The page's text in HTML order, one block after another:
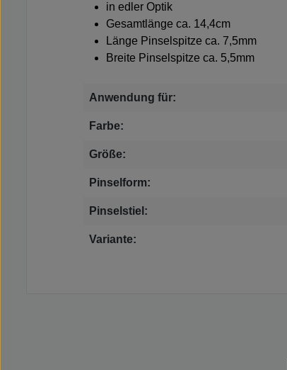
in edler Optik
Gesamtlänge ca. 14,4cm
Länge Pinselspitze ca. 7,5mm
Breite Pinselspitze ca. 5,5mm
Anwendung für:
Farbe:
Größe:
Pinselform:
Pinselstiel:
Variante: